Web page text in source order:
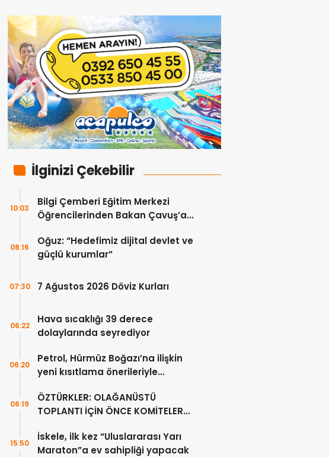
İlginizi Çekebilir
Bilgi Çemberi Eğitim Merkezi
Öğrencilerinden Bakan Çavuş’a
10:03
Oğuz: “Hedefimiz dijital devlet ve
güçlü kurumlar”
08:16
7 Ağustos 2026 Döviz Kurları
07:30
Hava sıcaklığı 39 derece
dolaylarında seyrediyor
06:22
Petrol, Hürmüz Boğazı’na ilişkin
yeni kısıtlama önerileriyle
06:20
ÖZTÜRKLER: OLAĞANÜSTÜ
TOPLANTI İÇİN ÖNCE KOMİTELER
06:19
İskele, ilk kez “Uluslararası Yarı
Maraton”a ev sahipliği yapacak
15:50